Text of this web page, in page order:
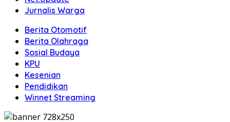
Jurnalis Warga
Berita Otomotif
Berita Olahraga
Sosial Budaya
KPU
Kesenian
Pendidikan
Winnet Streaming